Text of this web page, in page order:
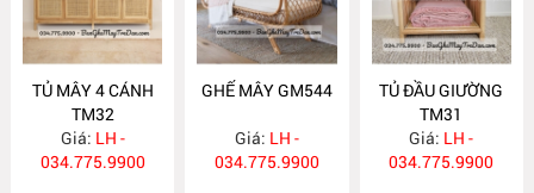
TỦ MÂY 4 CÁNH
TM32
Giá: LH -
034.775.9900
GHẾ MÂY GM544
Giá: LH -
034.775.9900
TỦ ĐẦU GIƯỜNG
TM31
Giá: LH -
034.775.9900